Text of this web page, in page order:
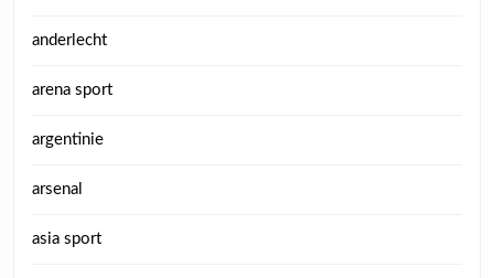
anderlecht
arena sport
argentinie
arsenal
asia sport